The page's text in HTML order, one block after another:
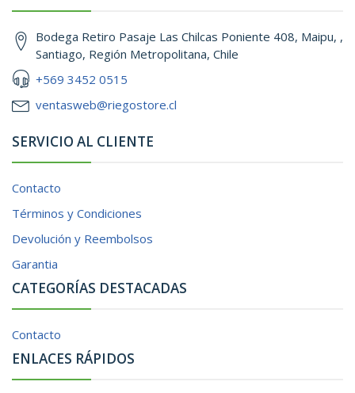
Bodega Retiro Pasaje Las Chilcas Poniente 408, Maipu, ,
Santiago, Región Metropolitana, Chile
+569 3452 0515
ventasweb@riegostore.cl
SERVICIO AL CLIENTE
Contacto
Términos y Condiciones
Devolución y Reembolsos
Garantia
CATEGORÍAS DESTACADAS
Contacto
ENLACES RÁPIDOS